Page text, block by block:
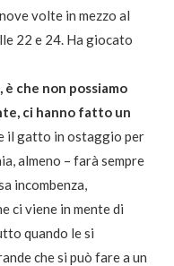
volte in mezzo al
22 e 24. Ha giocato
che non possiamo
ci hanno fatto un
il gatto in ostaggio per
almeno – farà sempre
incombenza,
ci viene in mente di
quando le si
che si può fare a un